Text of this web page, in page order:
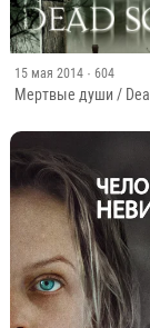
15 мая 2014 · 604
Мертвые души /